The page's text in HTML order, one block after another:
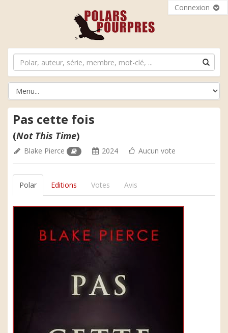
Connexion
Pas cette fois
(Not This Time)
Blake Pierce 2024 Aucun vote
Polar Editions Votes Avis